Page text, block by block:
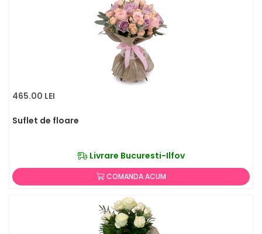
465.00 LEI
Suflet de floare
Livrare Bucuresti-Ilfov
COMANDA ACUM